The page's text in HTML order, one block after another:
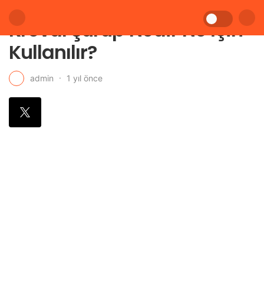
Kreval Şurup Nedir Ne İçin
Kullanılır?
admin 1 yıl önce